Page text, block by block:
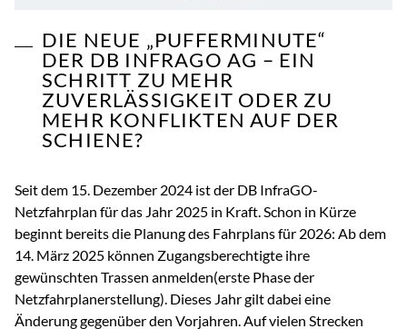
DIE NEUE „PUFFERMINUTE“
DER DB INFRAGO AG – EIN
SCHRITT ZU MEHR
ZUVERLÄSSIGKEIT ODER ZU
MEHR KONFLIKTEN AUF DER
SCHIENE?
Seit dem 15. Dezember 2024 ist der DB InfraGO-
Netzfahrplan für das Jahr 2025 in Kraft. Schon in Kürze
beginnt bereits die Planung des Fahrplans für 2026: Ab dem
14. März 2025 können Zugangsberechtigte ihre
gewünschten Trassen anmelden(erste Phase der
Netzfahrplanerstellung). Dieses Jahr gilt dabei eine
Änderung gegenüber den Vorjahren. Auf vielen Strecken